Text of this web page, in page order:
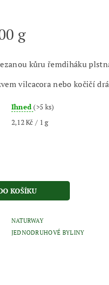
g
kůru řemdiháku
vilcacora nebo kočičí
Ihned(>5 ks)
2,12 Kč / 1 g
NATURWAY
JEDNODRUHOVÉ BYLINY